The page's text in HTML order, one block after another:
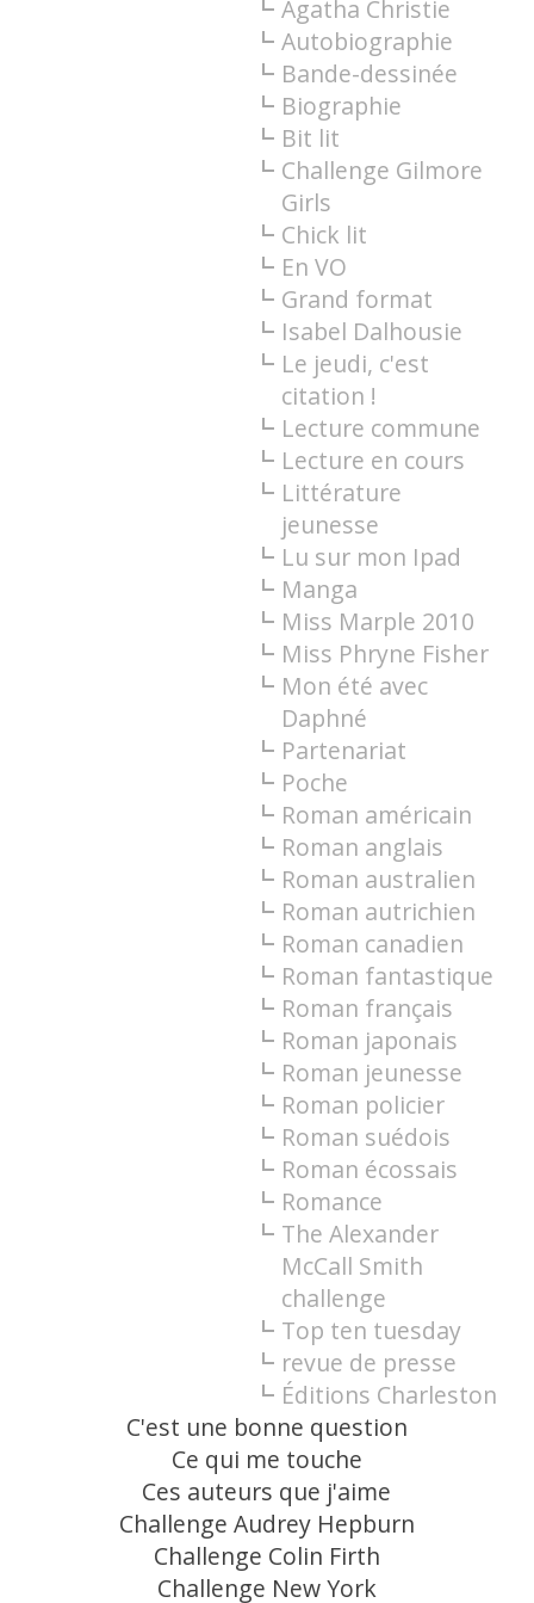
Agatha Christie
Autobiographie
Bande-dessinée
Biographie
Bit lit
Challenge Gilmore
Girls
Chick lit
En VO
Grand format
Isabel Dalhousie
Le jeudi, c'est
citation !
Lecture commune
Lecture en cours
Littérature
jeunesse
Lu sur mon Ipad
Manga
Miss Marple 2010
Miss Phryne Fisher
Mon été avec
Daphné
Partenariat
Poche
Roman américain
Roman anglais
Roman australien
Roman autrichien
Roman canadien
Roman fantastique
Roman français
Roman japonais
Roman jeunesse
Roman policier
Roman suédois
Roman écossais
Romance
The Alexander
McCall Smith
challenge
Top ten tuesday
revue de presse
Éditions Charleston
C'est une bonne question
Ce qui me touche
Ces auteurs que j'aime
Challenge Audrey Hepburn
Challenge Colin Firth
Challenge New York